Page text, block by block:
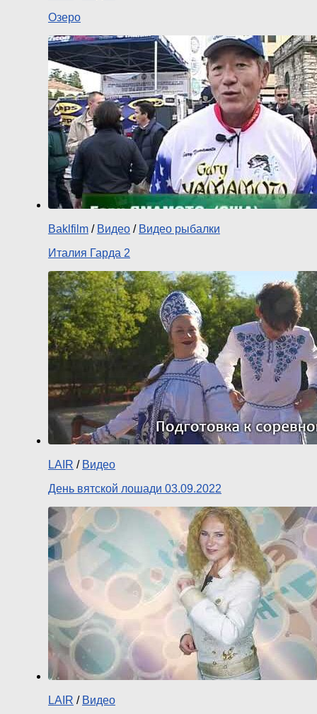
Озеро
Baklfilm / Видео / Видео рыбалки
Италия Гарда 2
LAIR / Видео
День вятской лошади 03.09.2022
LAIR / Видео